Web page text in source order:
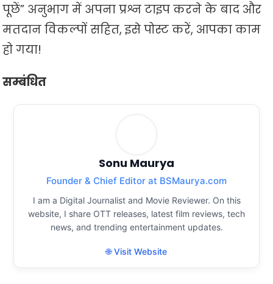
पूछें” अनुभाग में अपना प्रश्न टाइप करने के बाद और
मतदान विकल्पों सहित, इसे पोस्ट करें, आपका काम
हो गया!
सम्बंधित
Sonu Maurya
Founder & Chief Editor at BSMaurya.com
I am a Digital Journalist and Movie Reviewer. On this
website, I share OTT releases, latest film reviews, tech
news, and trending entertainment updates.
🌐 Visit Website